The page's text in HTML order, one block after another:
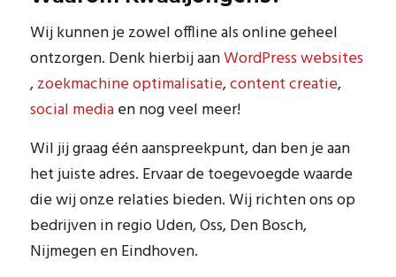
Wij kunnen je zowel offline als online geheel
ontzorgen. Denk hierbij aanWordPress websites
,zoekmachine optimalisatie,content creatie,
social mediaen nog veel meer!
Wil jij graag één aanspreekpunt, dan ben je aan
het juiste adres. Ervaar de toegevoegde waarde
die wij onze relaties bieden. Wij richten ons op
bedrijven in regio Uden, Oss, Den Bosch,
Nijmegen en Eindhoven.